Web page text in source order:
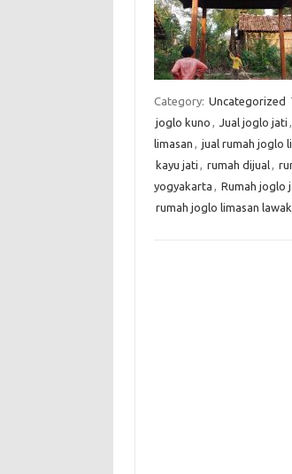
Category: Uncategorized
joglo kuno , Jual joglo jati ,
limasan , jual rumah joglo
kayu jati , rumah dijual,
yogyakarta , Rumah joglo
rumah joglo limasan